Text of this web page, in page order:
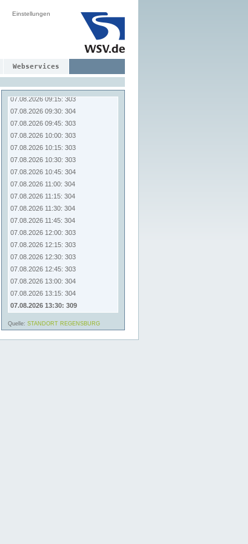
Einstellungen
Webservices
07.08.2026 07:30: 304
07.08.2026 08:30: 304
07.08.2026 08:45: 302
07.08.2026 09:00: 303
07.08.2026 09:15: 303
07.08.2026 09:30: 304
07.08.2026 09:45: 303
07.08.2026 10:00: 303
07.08.2026 10:15: 303
07.08.2026 10:30: 303
07.08.2026 10:45: 304
07.08.2026 11:00: 304
07.08.2026 11:15: 304
07.08.2026 11:30: 304
07.08.2026 11:45: 304
07.08.2026 12:00: 303
07.08.2026 12:15: 303
07.08.2026 12:30: 303
07.08.2026 12:45: 303
07.08.2026 13:00: 304
07.08.2026 13:15: 304
07.08.2026 13:30: 309
Quelle: STANDORT REGENSBURG